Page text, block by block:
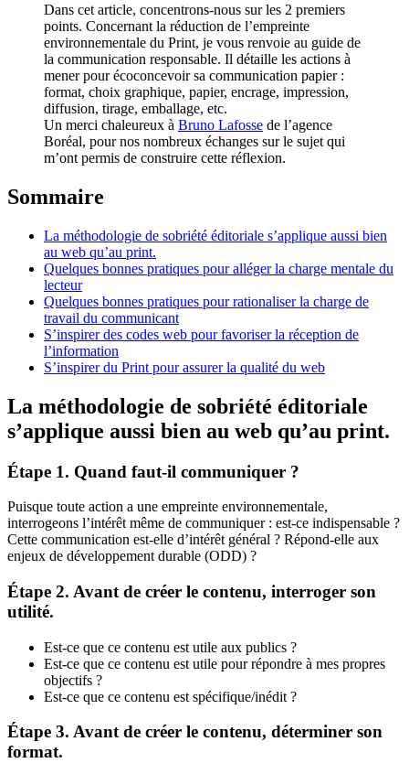
Dans cet article, concentrons-nous sur les 2 premiers
points. Concernant la réduction de l’empreinte
environnementale du Print, je vous renvoie au guide de
la communication responsable. Il détaille les actions à
mener pour écoconcevoir sa communication papier :
format, choix graphique, papier, encrage, impression,
diffusion, tirage, emballage, etc.
Un merci chaleureux à Bruno Lafosse de l’agence
Boréal, pour nos nombreux échanges sur le sujet qui
m’ont permis de construire cette réflexion.
Sommaire
La méthodologie de sobriété éditoriale s’applique aussi bien
au web qu’au print.
Quelques bonnes pratiques pour alléger la charge mentale du
lecteur
Quelques bonnes pratiques pour rationaliser la charge de
travail du communicant
S’inspirer des codes web pour favoriser la réception de
l’information
S’inspirer du Print pour assurer la qualité du web
La méthodologie de sobriété éditoriale
s’applique aussi bien au web qu’au print.
Étape 1. Quand faut-il communiquer ?
Puisque toute action a une empreinte environnementale,
interrogeons l’intérêt même de communiquer : est-ce indispensable ?
Cette communication est-elle d’intérêt général ? Répond-elle aux
enjeux de développement durable (ODD) ?
Étape 2. Avant de créer le contenu, interroger son
utilité.
Est-ce que ce contenu est utile aux publics ?
Est-ce que ce contenu est utile pour répondre à mes propres
objectifs ?
Est-ce que ce contenu est spécifique/inédit ?
Étape 3. Avant de créer le contenu, déterminer son
format.